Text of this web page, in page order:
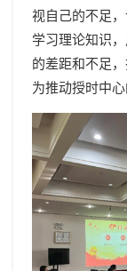
视自己的不足
学习理论知识
的差距和不足
为推动授时中